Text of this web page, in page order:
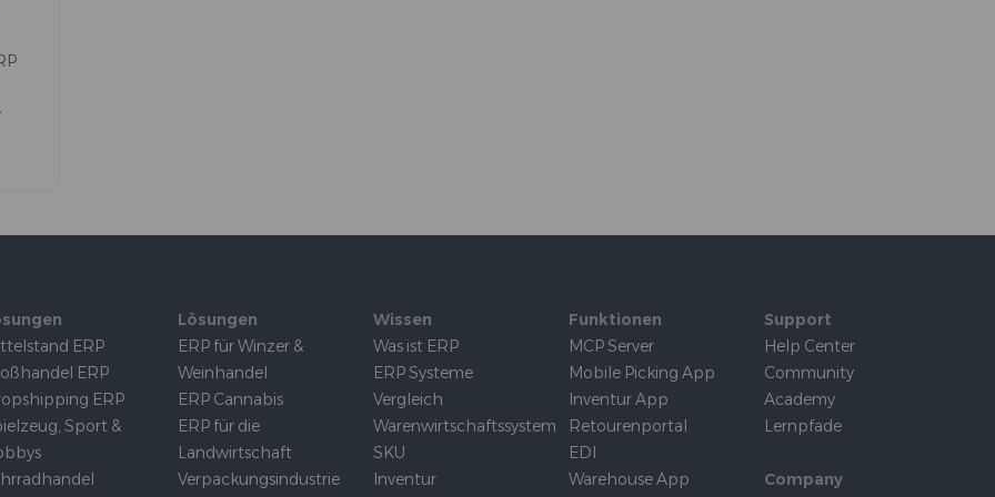
ERP
ERP
ERP
Sport &
Lösungen
ERP für Winzer &
Weinhandel
ERP Cannabis
ERP für die
Landwirtschaft
Verpackungsindustrie
Wissen
Was ist ERP
ERP Systeme
Vergleich
Warenwirtschaftssystem
SKU
Inventur
Funktionen
MCP Server
Mobile Picking App
Inventur App
Retourenportal
EDI
Warehouse App
Support
Help Center
Community
Academy
Lernpfade
Company